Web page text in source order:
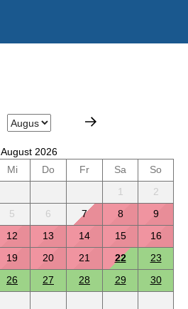
August 2026
Mi Do Fr Sa
So
1
2
5 6 7 8
9
12 13 14 15
16
19 20 21 22
23
26 27 28 29
30